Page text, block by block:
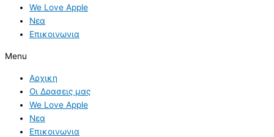
We Love Apple
Νεα
Επικοινωνια
Menu
Αρχικη
Οι Δρασεις μας
We Love Apple
Νεα
Επικοινωνια